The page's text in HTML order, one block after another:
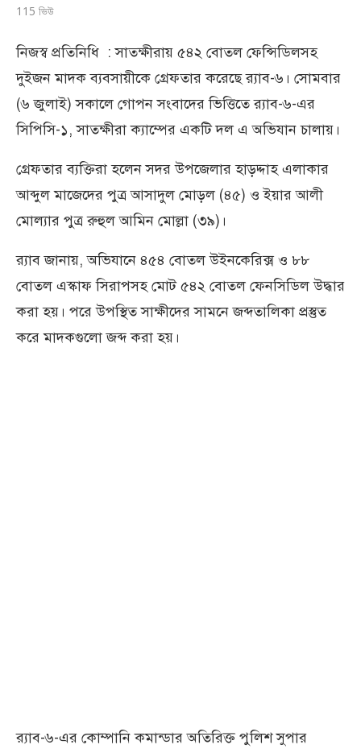
115 ভিউ
নিজস্ব প্রতিনিধি : সাতক্ষীরায় ৫৪২ বোতল ফেন্সিডিলসহ
দুইজন মাদক ব্যবসায়ীকে গ্রেফতার করেছে র‍্যাব-৬। সোমবার
(৬ জুলাই) সকালে গোপন সংবাদের ভিত্তিতে র‍্যাব-৬-এর
সিপিসি-১, সাতক্ষীরা ক্যাম্পের একটি দল এ অভিযান চালায়।
গ্রেফতার ব্যক্তিরা হলেন সদর উপজেলার হাড়দ্দাহ এলাকার
আব্দুল মাজেদের পুত্র আসাদুল মোড়ল (৪৫) ও ইয়ার আলী
মোল্যার পুত্র রুহুল আমিন মোল্লা (৩৯)।
র‍্যাব জানায়, অভিযানে ৪৫৪ বোতল উইনকেরিক্স ও ৮৮
বোতল এস্কাফ সিরাপসহ মোট ৫৪২ বোতল ফেনসিডিল উদ্ধার
করা হয়। পরে উপস্থিত সাক্ষীদের সামনে জব্দতালিকা প্রস্তুত
করে মাদকগুলো জব্দ করা হয়।
র‍্যাব-৬-এর কোম্পানি কমান্ডার অতিরিক্ত পুলিশ সুপার